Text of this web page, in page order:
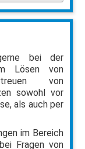
bei der
Lösen von
von
sowohl vor
als auch per
im Bereich
Fragen von